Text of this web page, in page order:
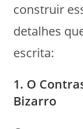
construir
detalhes
escrita:
1. O
Bizarro